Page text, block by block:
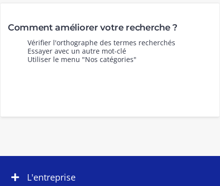
Comment améliorer votre recherche ?
Vérifier l'orthographe des termes recherchés
Essayer avec un autre mot-clé
Utiliser le menu "Nos catégories"
L'entreprise